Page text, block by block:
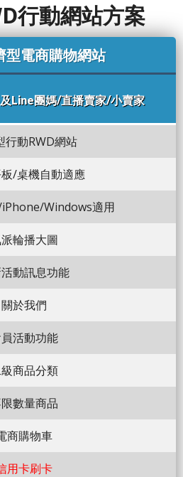
行動網站方案
型電商購物網站
Line團媽/直播賣家/小賣家
行動RWD網站
/桌機自動適應
Windows適用
輪播大圖
動訊息功能
關於我們
活動功能
商品分類
數量商品
商購物車
用卡刷卡